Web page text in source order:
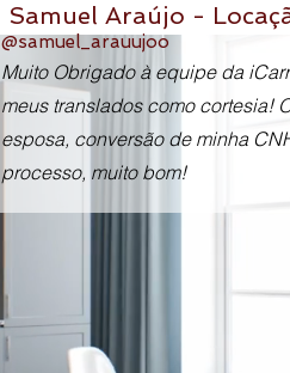
Samuel Araújo -
@samuel_arauujoo
Muito Obrigado à equipe da
meus translados como cortesia!
esposa, conversão de minha
processo, muito bom!